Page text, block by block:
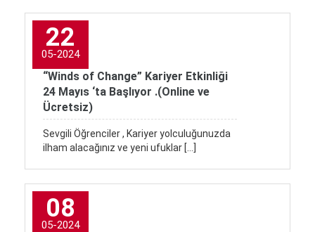
22
05-2024
“Winds of Change” Kariyer Etkinliği
24 Mayıs ‘ta Başlıyor .(Online ve
Ücretsiz)
Sevgili Öğrenciler , Kariyer yolculuğunuzda
ilham alacağınız ve yeni ufuklar […]
08
05-2024